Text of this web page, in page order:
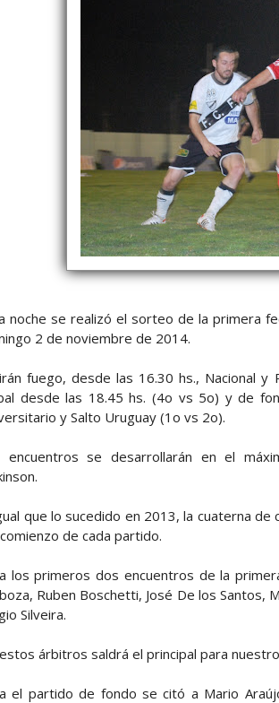
noche se realizó el sorteo de la primera
2 de noviembre de 2014.
fuego, desde las 16.30 hs., Nacional
desde las 18.45 hs. (4o vs 5o) y de
y Salto Uruguay (1o vs 2o).
encuentros se desarrollarán en el
que lo sucedido en 2013, la cuaterna
de cada partido.
los primeros dos encuentros de la
Ruben Boschetti, José De los Santos,
Silveira.
árbitros saldrá el principal para
el partido de fondo se citó a Mario